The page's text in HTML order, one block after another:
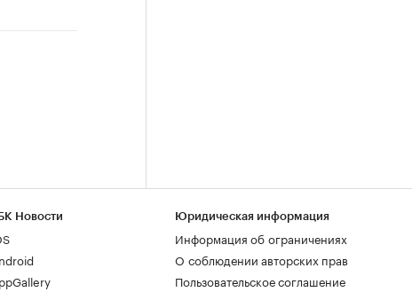
Новости Юридическая информация
Информация об ограничениях
О соблюдении авторских прав
Пользовательское соглашение